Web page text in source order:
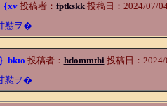
xv投稿者： fptkskk投稿日：2024/07/
懃ヲ�
bkto 投稿者： hdommthi投稿日：
懃ヲ�